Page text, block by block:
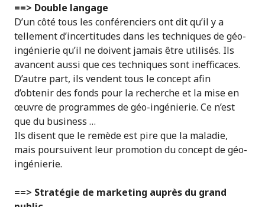
==> Double langage
D’un côté tous les conférenciers ont dit qu’il y a
tellement d’incertitudes dans les techniques de géo-
ingénierie qu’il ne doivent jamais être utilisés. Ils
avancent aussi que ces techniques sont inefficaces.
D’autre part, ils vendent tous le concept afin
d’obtenir des fonds pour la recherche et la mise en
œuvre de programmes de géo-ingénierie. Ce n’est
que du business …
Ils disent que le remède est pire que la maladie,
mais poursuivent leur promotion du concept de géo-
ingénierie.
==> Stratégie de marketing auprès du grand